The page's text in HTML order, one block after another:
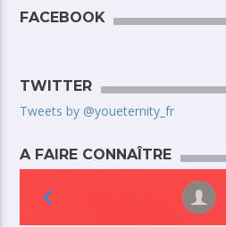
FACEBOOK
TWITTER
Tweets by @youeternity_fr
A FAIRE CONNAÎTRE